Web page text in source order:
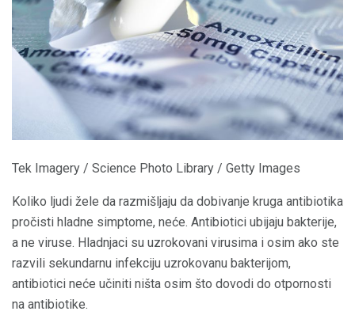
Tek Imagery / Science Photo Library / Getty Images
Koliko ljudi žele da razmišljaju da dobivanje kruga antibiotika
pročisti hladne simptome, neće. Antibiotici ubijaju bakterije,
a ne viruse. Hladnjaci su uzrokovani virusima i osim ako ste
razvili sekundarnu infekciju uzrokovanu bakterijom,
antibiotici neće učiniti ništa osim što dovodi do otpornosti
na antibiotike.